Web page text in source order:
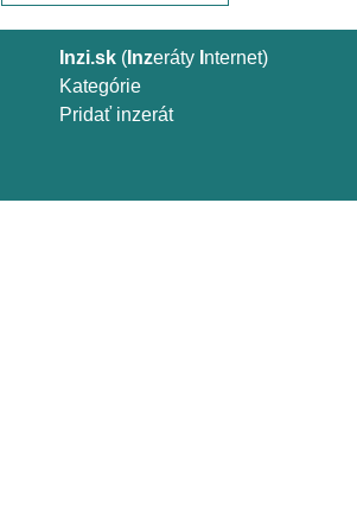
Inzi.sk ( Inzeráty nternet)
Kategórie
Pridať inzerát